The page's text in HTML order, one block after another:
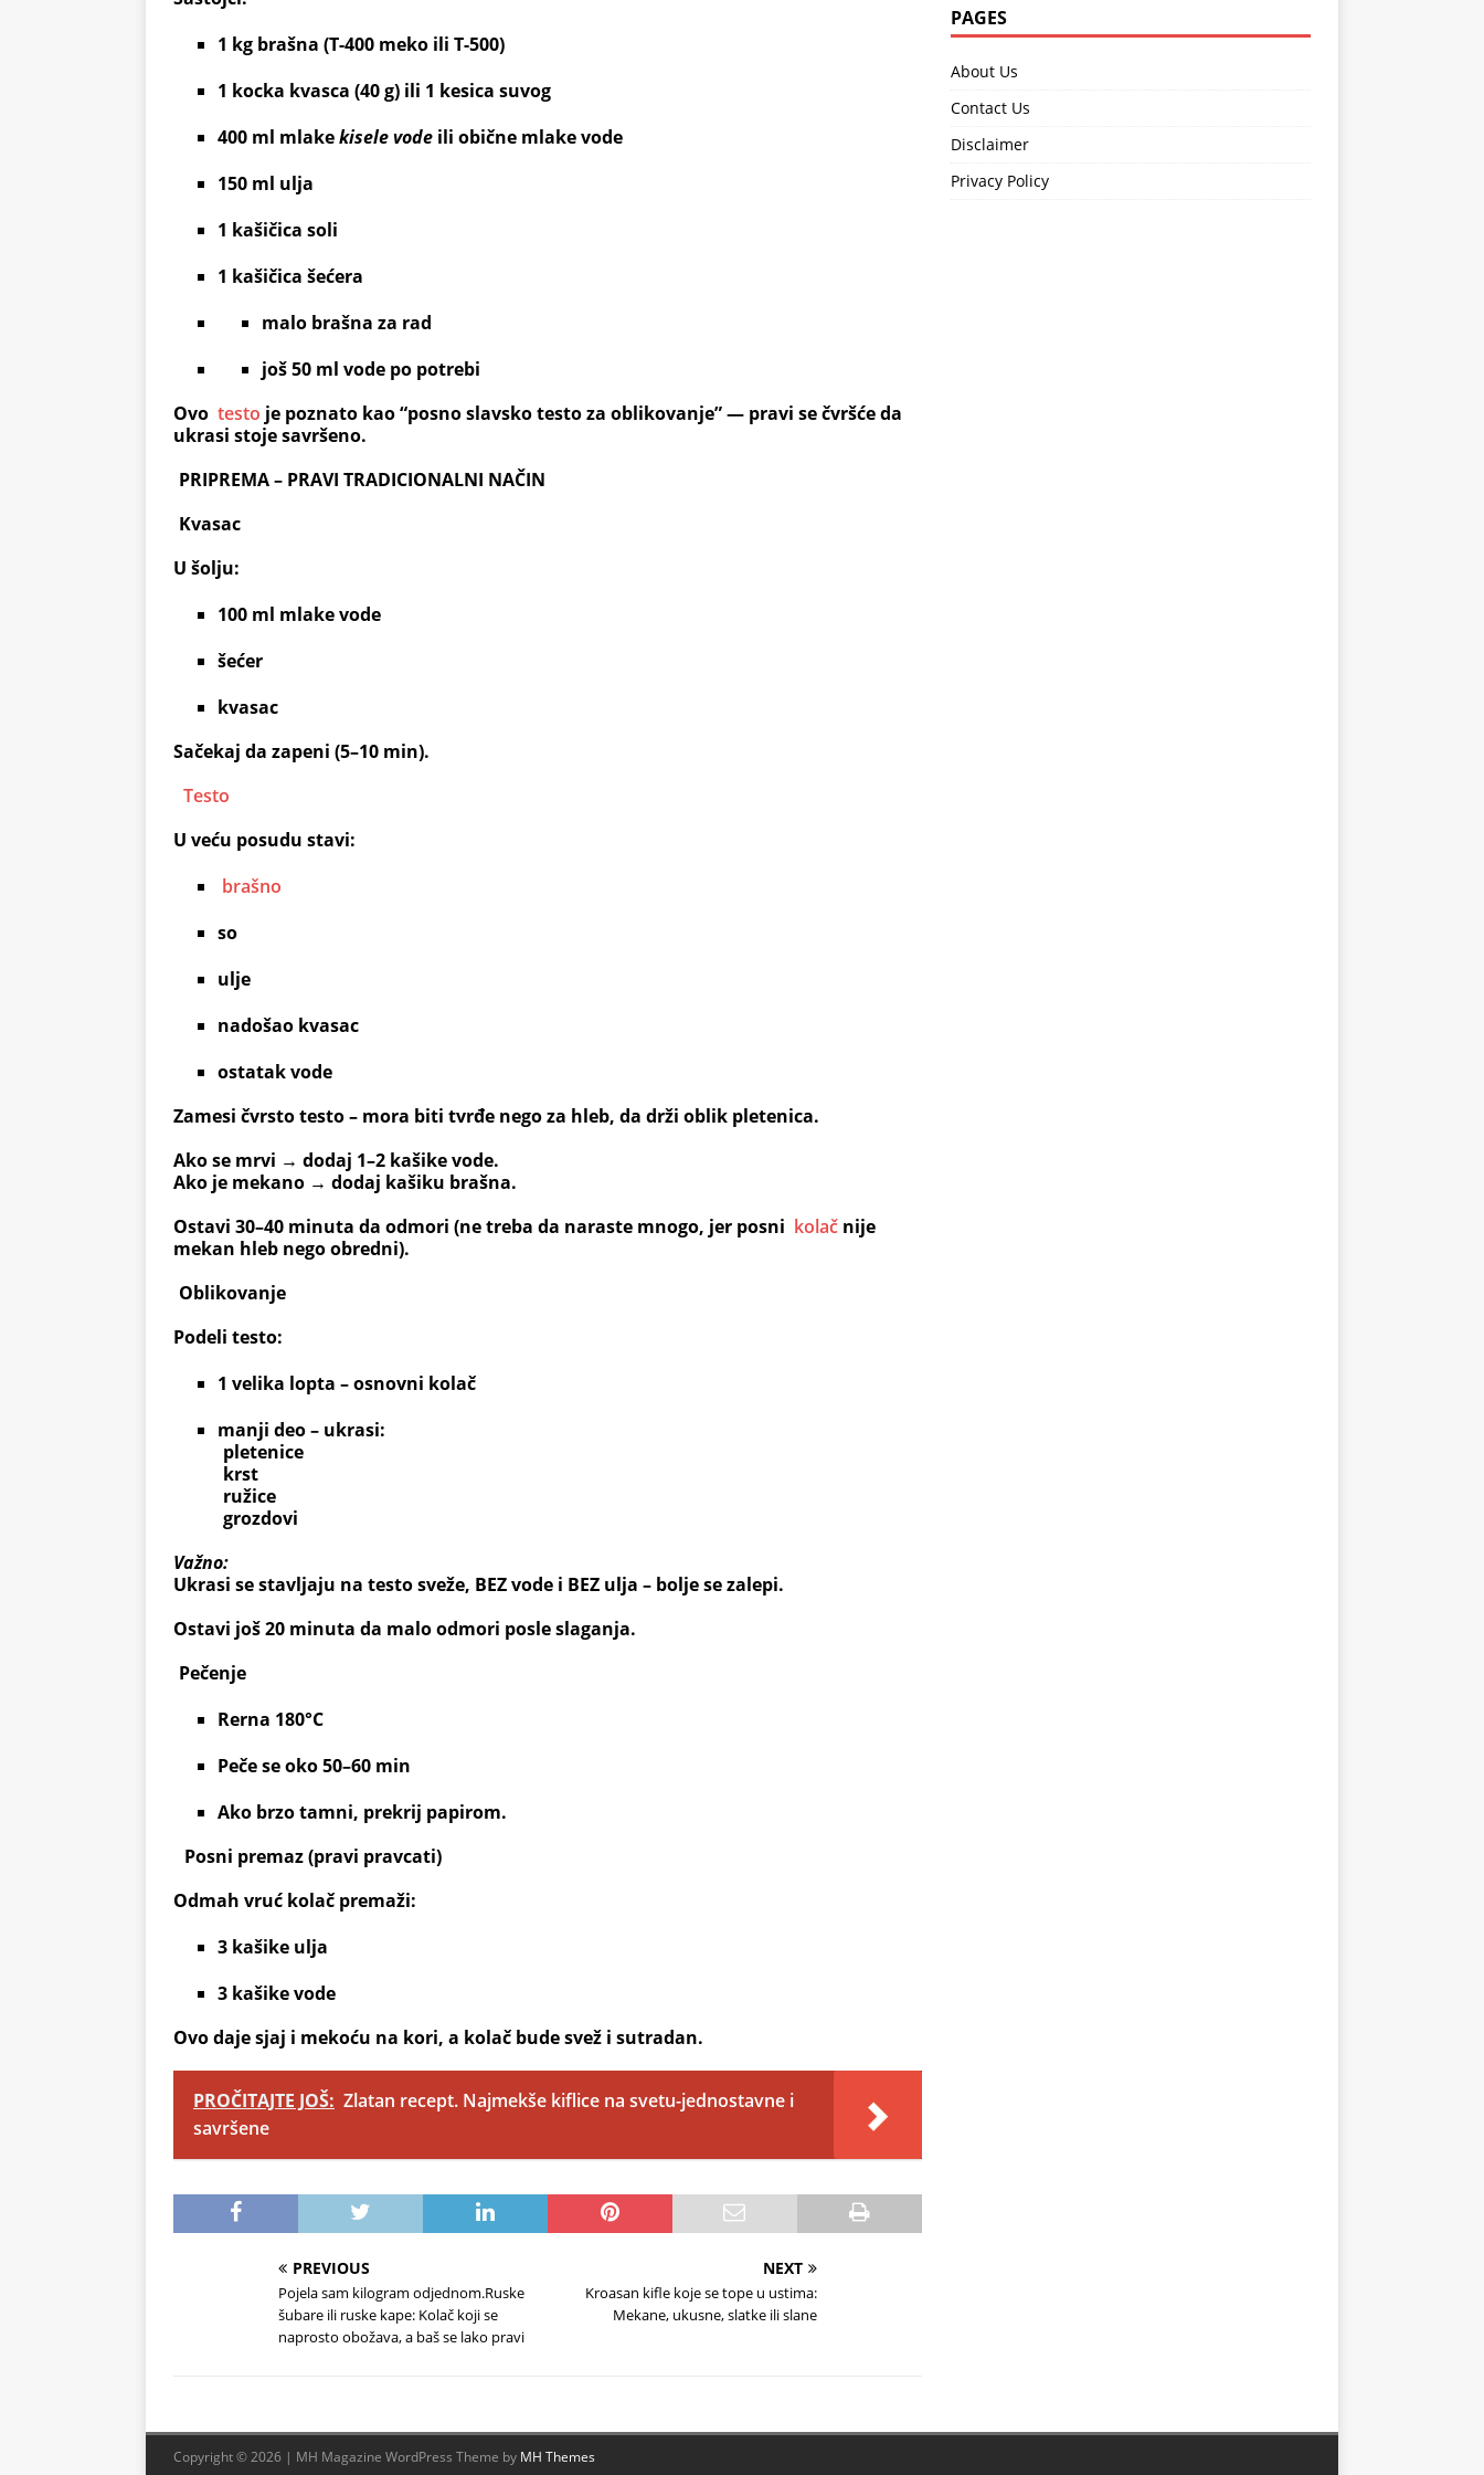
1 kg brašna (T-400 meko ili T-500)
1 kocka kvasca (40 g) ili 1 kesica suvog
400 ml mlakekisele vode ili obične mlake vode
150 ml ulja
1 kašičica soli
1 kašičica šećera
malo brašna za rad
još 50 ml vode po potrebi
Ovo testo je poznato kao “posno slavsko testo za oblikovanje” — pravi se čvršće da
ukrasi stoje savršeno.
PRIPREMA – PRAVI TRADICIONALNI NAČIN
Kvasac
U šolju:
100 ml mlake vode
šećer
kvasac
Sačekaj da zapeni (5–10 min).
Testo
U veću posudu stavi:
brašno
so
ulje
nadošao kvasac
ostatak vode
Zamesi čvrsto testo– mora biti tvrđe nego za hleb, da drži oblik pletenica.
Ako se mrvi → dodaj 1–2 kašike vode.
Ako je mekano → dodaj kašiku brašna.
Ostavi 30–40 minuta da odmori (ne treba da naraste mnogo, jer posni kolač nije
mekan hleb nego obredni).
Oblikovanje
Podeli testo:
1 velika lopta – osnovni kolač
manji deo– ukrasi:
pletenice
krst
ružice
grozdovi
Važno:
Ukrasi se stavljaju na testosveže, BEZ vode i BEZ ulja – bolje se zalepi.
Ostavi još 20 minuta da malo odmori posle slaganja.
Pečenje
Rerna 180°C
Peče se oko50–60 min
Ako brzo tamni, prekrij papirom.
Posni premaz (pravi pravcati)
Odmah vruć kolač premaži:
3 kašike ulja
3 kašike vode
Ovo daje sjaj i mekoću na kori, a kolač bude svež i sutradan.
PROČITAJTE JOŠ: Zlatan recept. Najmekše kiflice na svetu-jednostavne i
savršene
PREVIOUS
Pojela sam kilogram odjednom.Ruske
šubare ili ruske kape: Kolač koji se
naprosto obožava, a baš se lako pravi
NEXT
Kroasan kifle koje se tope u ustima:
Mekane, ukusne, slatke ili slane
PAGES
About Us
Contact Us
Disclaimer
Privacy Policy
Copyright © 2026 | MH Magazine WordPress Theme by MH Themes